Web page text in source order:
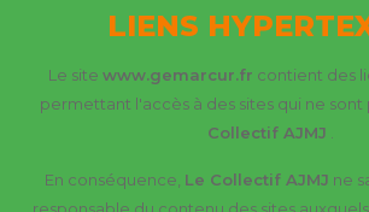
LIENS
Le site www.gemarcur.fr contient des
permettant l'accès à des sites qui ne sont
Collectif AJMJ
En conséquence, Le Collectif AJMJ ne